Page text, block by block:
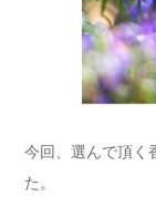
今回、選んで頂く
た。